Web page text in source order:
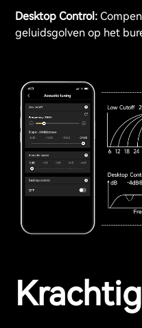
Desktop Control:
geluidsgolven op het